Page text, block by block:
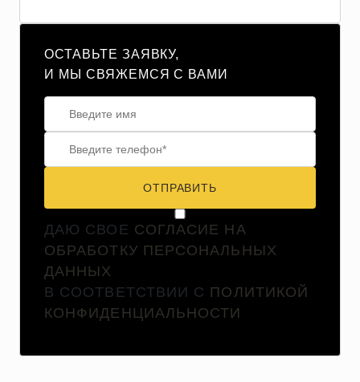
ОСТАВЬТЕ ЗАЯВКУ,
И МЫ СВЯЖЕМСЯ С ВАМИ
ОТПРАВИТЬ
ДАЮ СВОЕ СОГЛАСИЕ НА
ОБРАБОТКУ ПЕРСОНАЛЬНЫХ
ДАННЫХ
В СООТВЕТСТВИИ С ПОЛИТИКОЙ
КОНФИДЕНЦИАЛЬНОСТИ